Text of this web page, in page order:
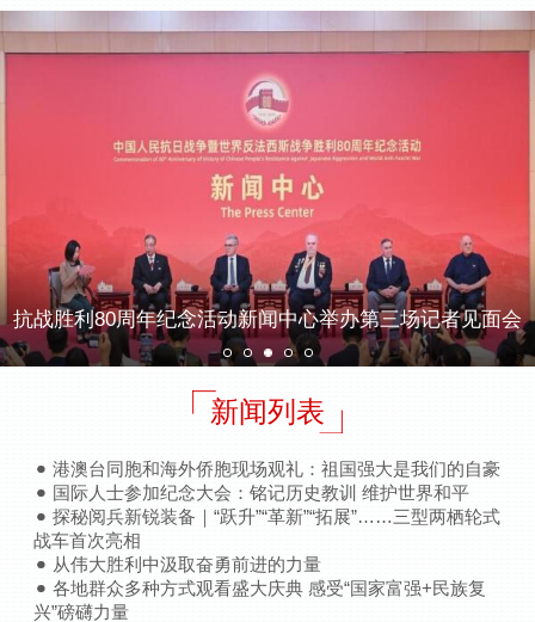
抗战胜利80周年纪念活动新闻中心举办第三场记者见面会
新闻列表
港澳台同胞和海外侨胞现场观礼：祖国强大是我们的自豪
国际人士参加纪念大会：铭记历史教训 维护世界和平
探秘阅兵新锐装备｜“跃升”“革新”“拓展”……三型两栖轮式
战车首次亮相
从伟大胜利中汲取奋勇前进的力量
各地群众多种方式观看盛大庆典 感受“国家富强+民族复
兴”磅礴力量